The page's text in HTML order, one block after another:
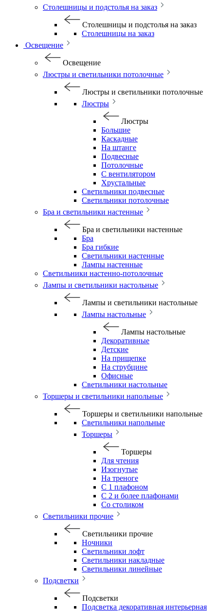
Столешницы и подстолья на заказ
Столешницы и подстолья на заказ
Столешницы на заказ
Освещение
Освещение
Люстры и светильники потолочные
Люстры и светильники потолочные
Люстры
Люстры
Большие
Каскадные
На штанге
Подвесные
Потолочные
С вентилятором
Хрустальные
Светильники подвесные
Светильники потолочные
Бра и светильники настенные
Бра и светильники настенные
Бра
Бра гибкие
Светильники настенные
Лампы настенные
Светильники настенно-потолочные
Лампы и светильники настольные
Лампы и светильники настольные
Лампы настольные
Лампы настольные
Декоративные
Детские
На прищепке
На струбцине
Офисные
Светильники настольные
Торшеры и светильники напольные
Торшеры и светильники напольные
Светильники напольные
Торшеры
Торшеры
Для чтения
Изогнутые
На треноге
С 1 плафоном
С 2 и более плафонами
Со столиком
Светильники прочие
Светильники прочие
Ночники
Светильники лофт
Светильники накладные
Светильники линейные
Подсветки
Подсветки
Подсветка декоративная интерьерная